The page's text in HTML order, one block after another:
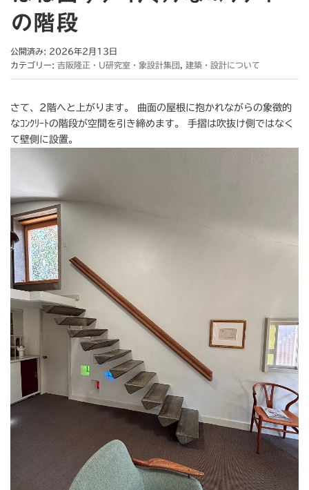
の階段
公開済み: 2026年2月13日
カテゴリー: 吉阪隆正・U研究室・象設計集団 建築・設計について
さて、2階へと上がります。 曲面の屋根に抱かれながらの象徴的
なｺﾝｸﾘｰﾄの階段が空間を引き締めます。 手摺は吹抜け側ではなく
て壁側に設置。